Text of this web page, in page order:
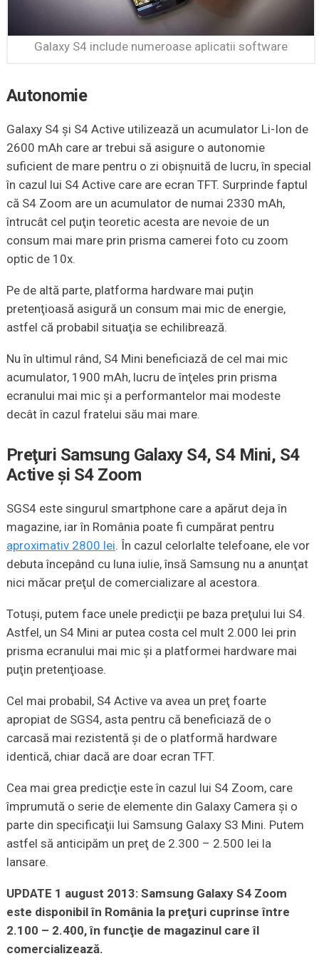
Galaxy S4 include numeroase aplicatii software
Autonomie
Galaxy S4 şi S4 Active utilizează un acumulator Li-Ion de
2600 mAh care ar trebui să asigure o autonomie
suficient de mare pentru o zi obişnuită de lucru, în special
în cazul lui S4 Active care are ecran TFT. Surprinde faptul
că S4 Zoom are un acumulator de numai 2330 mAh,
întrucât cel puţin teoretic acesta are nevoie de un
consum mai mare prin prisma camerei foto cu zoom
optic de 10x.
Pe de altă parte, platforma hardware mai puţin
pretenţioasă asigură un consum mai mic de energie,
astfel că probabil situaţia se echilibrează.
Nu în ultimul rând, S4 Mini beneficiază de cel mai mic
acumulator, 1900 mAh, lucru de înţeles prin prisma
ecranului mai mic şi a performantelor mai modeste
decât în cazul fratelui său mai mare.
Preţuri Samsung Galaxy S4, S4 Mini, S4
Active şi S4 Zoom
SGS4 este singurul smartphone care a apărut deja în
magazine, iar în România poate fi cumpărat pentru
aproximativ 2800 lei. În cazul celorlalte telefoane, ele vor
debuta începând cu luna iulie, însă Samsung nu a anunţat
nici măcar preţul de comercializare al acestora.
Totuşi, putem face unele predicţii pe baza preţului lui S4.
Astfel, un S4 Mini ar putea costa cel mult 2.000 lei prin
prisma ecranului mai mic şi a platformei hardware mai
puţin pretenţioase.
Cel mai probabil, S4 Active va avea un preţ foarte
apropiat de SGS4, asta pentru că beneficiază de o
carcasă mai rezistentă şi de o platformă hardware
identică, chiar dacă are doar ecran TFT.
Cea mai grea predicţie este în cazul lui S4 Zoom, care
împrumută o serie de elemente din Galaxy Camera şi o
parte din specificaţii lui Samsung Galaxy S3 Mini. Putem
astfel să anticipăm un preţ de 2.300 – 2.500 lei la
lansare.
UPDATE 1 august 2013: Samsung Galaxy S4 Zoom
este disponibil în România la preţuri cuprinse între
2.100 – 2.400, în funcţie de magazinul care îl
comercializează.